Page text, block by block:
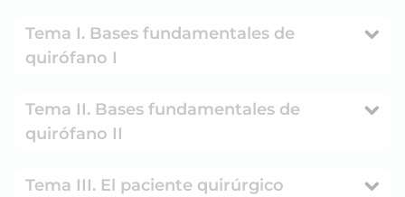
Tema I. Bases fundamentales de
quirófano I
Tema II. Bases fundamentales de
quirófano II
Tema III. El paciente quirúrgico